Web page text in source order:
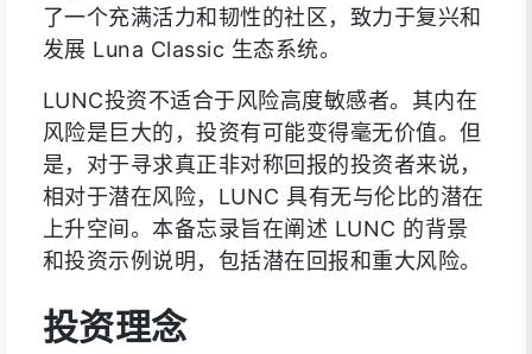
了一个充满活力和韧性的社区，致力于复兴和
发展 Luna Classic 生态系统。
LUNC投资不适合于风险高度敏感者。其内在
风险是巨大的，投资有可能变得毫无价值。但
是，对于寻求真正非对称回报的投资者来说，
相对于潜在风险，LUNC 具有无与伦比的潜在
上升空间。本备忘录旨在阐述 LUNC 的背景
和投资示例说明，包括潜在回报和重大风险。
投资理念